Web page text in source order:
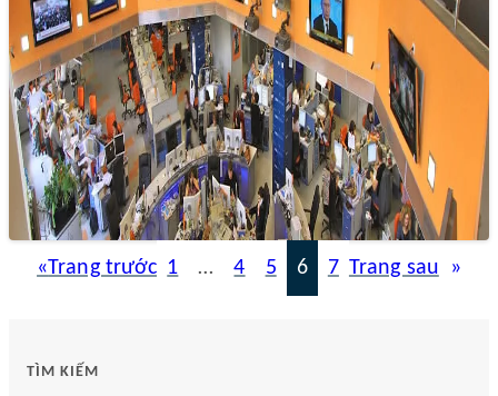
Tòa soạn số: Đột phá trong thế giới báo
chí đa phương tiện
08/11/2024 11:32
Trong thời đại số hóa hiện nay, việc xây dựng mô hình tòa
soạn số không chỉ là một xu hướng, mà còn…
«Trang trước 1 … 4 5 6 7 Trang sau »
TÌM KIẾM